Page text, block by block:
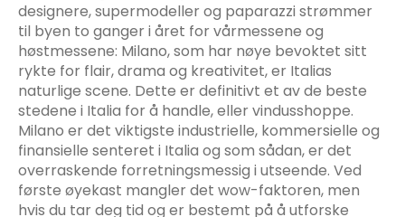
designere, supermodeller og paparazzi strømmer
til byen to ganger i året for vårmessene og
høstmessene: Milano, som har nøye bevoktet sitt
rykte for flair, drama og kreativitet, er Italias
naturlige scene. Dette er definitivt et av de beste
stedene i Italia for å handle, eller vindusshoppe.
Milano er det viktigste industrielle, kommersielle og
finansielle senteret i Italia og som sådan, er det
overraskende forretningsmessig i utseende. Ved
første øyekast mangler det wow-faktoren, men
hvis du tar deg tid og er bestemt på å utforske